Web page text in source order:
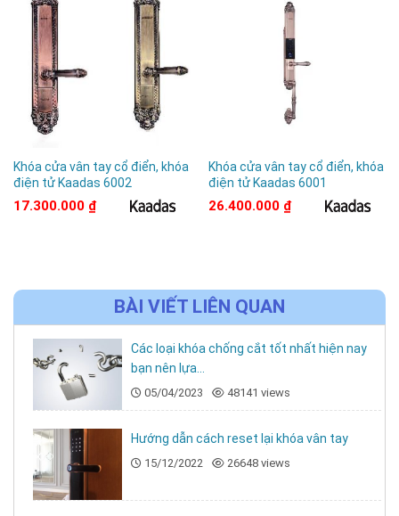
Khóa cửa vân tay cổ điển, khóa
điện tử Kaadas 6002
17.300.000 ₫
Khóa cửa vân tay cổ điển, khóa
điện tử Kaadas 6001
26.400.000 ₫
BÀI VIẾT LIÊN QUAN
Các loại khóa chống cắt tốt nhất hiện nay
bạn nên lựa...
05/04/2023 48141 views
Hướng dẫn cách reset lại khóa vân tay
15/12/2022 26648 views